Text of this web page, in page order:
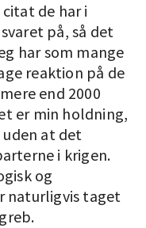
de har i
på, så det
har som mange
reaktion på de
end 2000
er min holdning,
at det
i krigen.
og
naturligvis taget